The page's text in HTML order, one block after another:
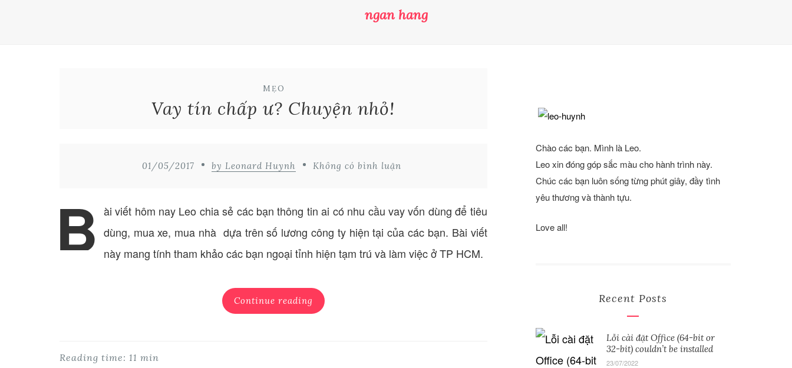
ngan hang
MẸO
Vay tín chấp ư? Chuyện nhỏ!
01/05/2017 by Leonard Huynh Không có bình luận
B ài viết hôm nay Leo chia sẻ các bạn thông tin ai có nhu cầu vay vốn dùng để tiêu
dùng, mua xe, mua nhà dựa trên số lương công ty hiện tại của các bạn. Bài viết
này mang tính tham khảo các bạn ngoại tỉnh hiện tạm trú và làm việc ở TP HCM.
Continue reading
Reading time: 11 min
Chào các bạn. Mình là Leo.
Leo xin đóng góp sắc màu cho hành trình này.
Chúc các bạn luôn sống từng phút giây, đầy tình
yêu thương và thành tựu.
Love all!
Recent Posts
Lỗi cài đặt Office (64-bit or
32-bit) couldn’t be installed
23/07/2022